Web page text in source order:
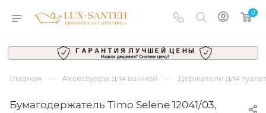
0
Главная — Аксессуары для ванной — Держатели для
Бумагодержатель Timo Selene 12041/03,